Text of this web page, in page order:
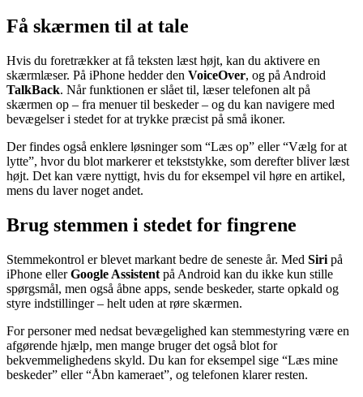
Få skærmen til at tale
Hvis du foretrækker at få teksten læst højt, kan du aktivere en
skærmlæser. På iPhone hedder den VoiceOver, og på Android
TalkBack. Når funktionen er slået til, læser telefonen alt på
skærmen op – fra menuer til beskeder – og du kan navigere med
bevægelser i stedet for at trykke præcist på små ikoner.
Der findes også enklere løsninger som “Læs op” eller “Vælg for at
lytte”, hvor du blot markerer et tekststykke, som derefter bliver læst
højt. Det kan være nyttigt, hvis du for eksempel vil høre en artikel,
mens du laver noget andet.
Brug stemmen i stedet for fingrene
Stemmekontrol er blevet markant bedre de seneste år. Med Siri på
iPhone ellerGoogle Assistent på Android kan du ikke kun stille
spørgsmål, men også åbne apps, sende beskeder, starte opkald og
styre indstillinger – helt uden at røre skærmen.
For personer med nedsat bevægelighed kan stemmestyring være en
afgørende hjælp, men mange bruger det også blot for
bekvemmelighedens skyld. Du kan for eksempel sige “Læs mine
beskeder” eller “Åbn kameraet”, og telefonen klarer resten.